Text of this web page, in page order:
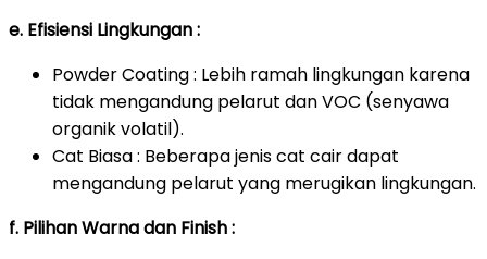
e. Efisiensi Lingkungan :
Powder Coating : Lebih ramah lingkungan karena
tidak mengandung pelarut dan VOC (senyawa
organik volatil).
Cat Biasa : Beberapa jenis cat cair dapat
mengandung pelarut yang merugikan lingkungan.
f. Pilihan Warna dan Finish :